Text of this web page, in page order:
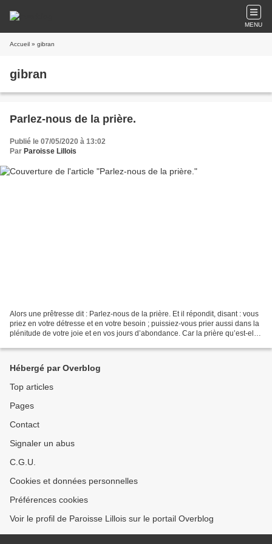
MENU
Accueil » gibran
gibran
Parlez-nous de la prière.
Publié le 07/05/2020 à 13:02
Par Paroisse Lillois
Alors une prêtresse dit : Parlez-nous de la prière. Et il répondit, disant : vous
priez en votre détresse et en votre besoin ; puissiez-vous prier aussi dans la
plénitude de votre joie et en vos jours d’abondance. Car la prière qu’est-elle,
Hébergé par Overblog
Top articles
Pages
Contact
Signaler un abus
C.G.U.
Cookies et données personnelles
Préférences cookies
Voir le profil de Paroisse Lillois sur le portail Overblog